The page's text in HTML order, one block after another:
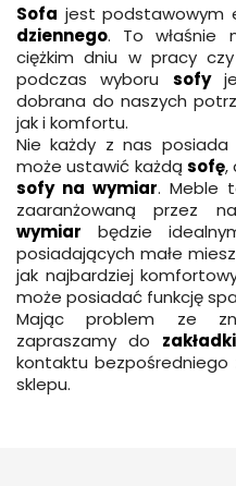
Sofa jest podstawowym
dziennego. To właśnie
ciężkim dniu w pracy
podczas wyboru sofy
dobrana do naszych
jak i komfortu.
Nie każdy z nas posiada
może ustawić każdą sofę,
sofy na wymiar. Meble
zaaranżowaną przez
wymiar będzie
posiadających małe
jak najbardziej
może posiadać funkcję
Mając problem ze
zapraszamy do zakładki
kontaktu
sklepu.